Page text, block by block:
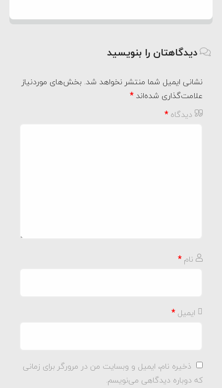
دیدگاهتان را بنویسید
نشانی ایمیل شما منتشر نخواهد شد. بخش‌های موردنیاز
علامت‌گذاری شده‌اند*
دیدگاه*
نام*
ایمیل*
ذخیره نام، ایمیل و وبسایت من در مرورگر برای زمانی
که دوباره دیدگاهی می‌نویسم.